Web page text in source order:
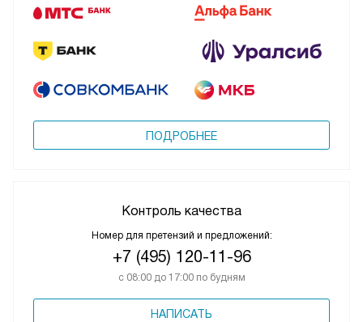
ПОДРОБНЕЕ
Контроль качества
Номер для претензий и предложений:
+7 (495) 120-11-96
с 08:00 до 17:00 по будням
НАПИСАТЬ